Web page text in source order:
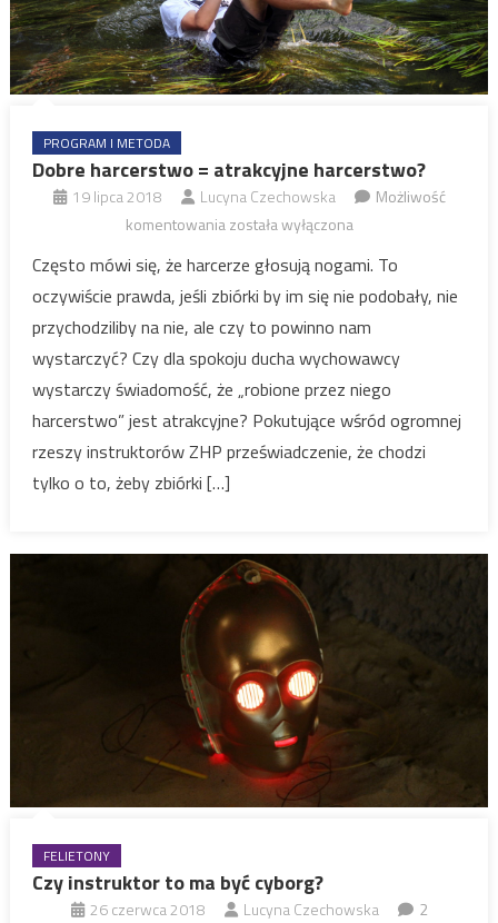
PROGRAM I METODA
Dobre harcerstwo = atrakcyjne harcerstwo?
19 lipca 2018 Lucyna Czechowska
Możliwość
komentowaniaDobre
=
atrakcyjne
harcerstwo?
została wyłączona
Często mówi się, że harcerze głosują nogami. To
oczywiście prawda, jeśli zbiórki by im się nie podobały, nie
przychodziliby na nie, ale czy to powinno nam
wystarczyć? Czy dla spokoju ducha wychowawcy
wystarczy świadomość, że „robione przez niego
harcerstwo” jest atrakcyjne? Pokutujące wśród ogromnej
rzeszy instruktorów ZHP przeświadczenie, że chodzi
tylko o to, żeby zbiórki […]
FELIETONY
Czy instruktor to ma być cyborg?
26 czerwca 2018 Lucyna Czechowska 2